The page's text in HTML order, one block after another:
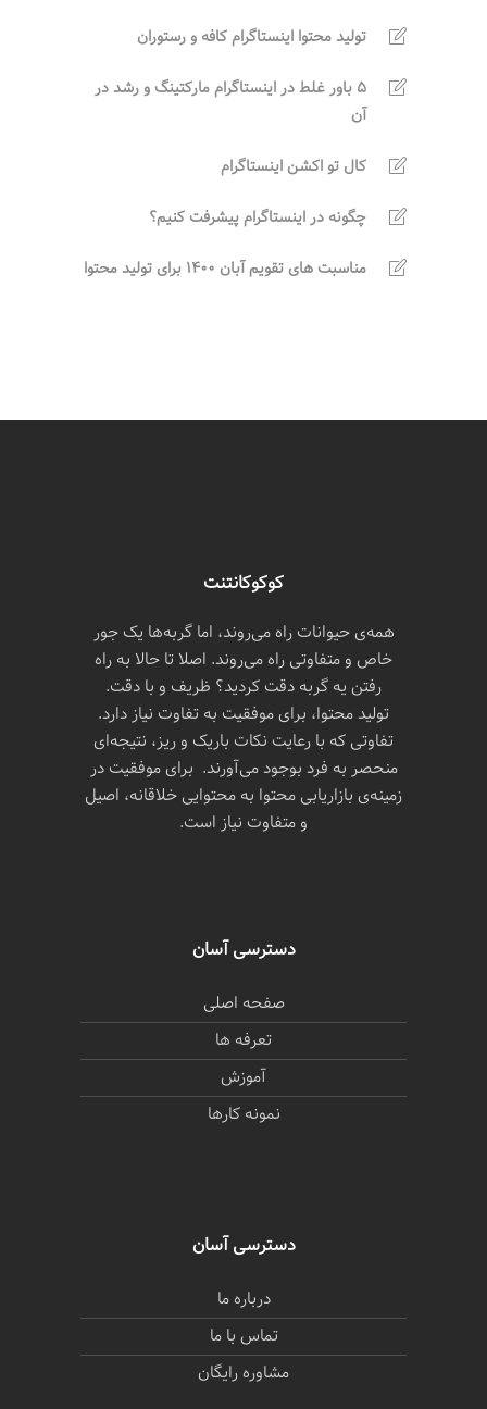
تولید محتوا اینستاگرام کافه و رستوران
5 باور غلط در اینستاگرام مارکتینگ و رشد در
آن
کال تو اکشن اینستاگرام
چگونه در اینستاگرام پیشرفت کنیم؟
مناسبت های تقویم آبان 1400 برای تولید محتوا
کوکوکانتنت
همه‌ی حیوانات راه می‌روند، اما گربه‌ها یک جور
خاص و متفاوتی راه می‌روند. اصلا تا حالا به راه
رفتن یه گربه دقت کردید؟ ظریف و با دقت.
تولید محتوا، برای موفقیت به تفاوت نیاز دارد.
تفاوتی که با رعایت نکات باریک و ریز، نتیجه‌ای
منحصر به فرد بوجود می‌آورند. برای موفقیت در
زمینه‌ی بازاریابی محتوا به محتوایی خلاقانه، اصیل
و متفاوت نیاز است.
دسترسی آسان
صفحه اصلی
تعرفه ها
آموزش
نمونه کارها
دسترسی آسان
درباره ما
تماس با ما
مشاوره رایگان